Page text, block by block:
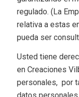
regulado. (La
relativa a estas
pueda ser
Usted tiene
en Creaciones
personales, por